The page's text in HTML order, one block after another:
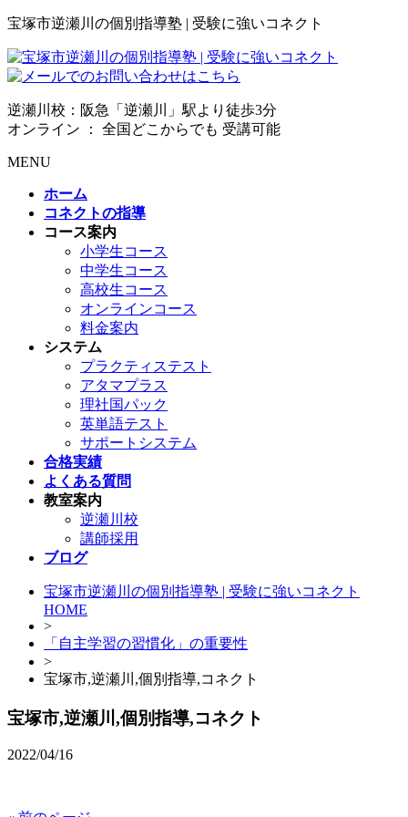
宝塚市逆瀬川の個別指導塾 | 受験に強いコネクト
逆瀬川校：阪急「逆瀬川」駅より徒歩3分
オンライン ： 全国どこからでも 受講可能
MENU
ホーム
コネクトの指導
コース案内
小学生コース
中学生コース
高校生コース
オンラインコース
料金案内
システム
プラクティステスト
アタマプラス
理社国パック
英単語テスト
サポートシステム
合格実績
よくある質問
教室案内
逆瀬川校
講師採用
ブログ
宝塚市逆瀬川の個別指導塾 | 受験に強いコネクト
HOME
>
「自主学習の習慣化」の重要性
>
宝塚市,逆瀬川,個別指導,コネクト
宝塚市,逆瀬川,個別指導,コネクト
2022/04/16